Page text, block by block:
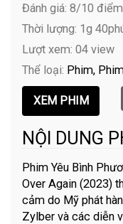
Đánh giá: 8/10 điểm
Thời lượng: 1g
Lượt xem: 04 view
Thể loại: Phim
NỘI DUNG
Phim Yêu Bình
Over Again (2023)
cảm do Mỹ phát
Zylber và các diễn